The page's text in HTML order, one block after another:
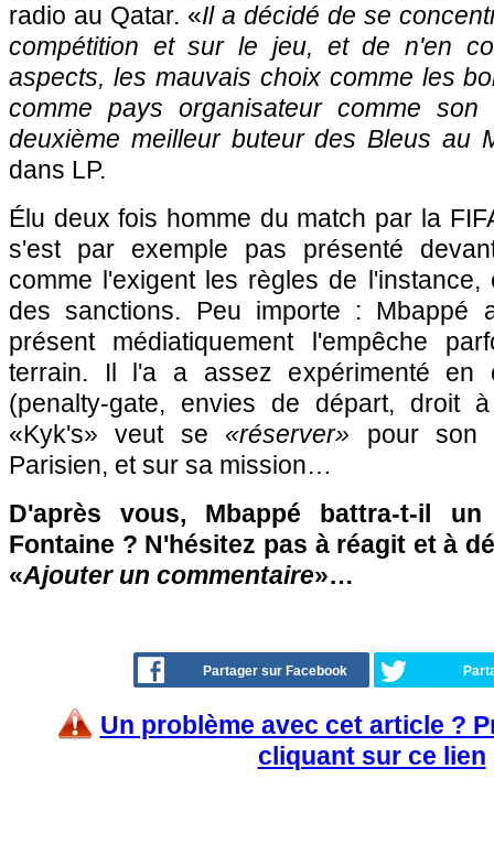
radio au Qatar. «Il a décidé de se
compétition et sur le jeu, et de n'en
aspects, les mauvais choix comme les
comme pays organisateur comme son
deuxième meilleur buteur des Bleus au
dans LP.
Élu deux fois homme du match par la
s'est par exemple pas présenté
comme l'exigent les règles de
des sanctions. Peu importe : Mbappé
présent médiatiquement l'empêche
terrain. Il l'a a assez expérimenté en
(penalty-gate, envies de départ, droit
«Kyk's» veut se «réserver» pour son
Parisien, et sur sa mission…
D'après vous, Mbappé battra-t-il
Fontaine ? N'hésitez pas à réagit et à
«Ajouter un commentaire»…
Partager sur Facebook
Un problème avec cet article ?
cliquant sur ce lien